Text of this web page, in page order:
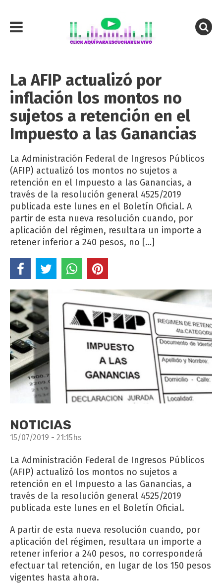
La AFIP actualizó por
inflación los montos no
sujetos a retención en el
Impuesto a las Ganancias
La Administración Federal de Ingresos Públicos
(AFIP) actualizó los montos no sujetos a
retención en el Impuesto a las Ganancias, a
través de la resolución general 4525/2019
publicada este lunes en el Boletín Oficial. A
partir de esta nueva resolución cuando, por
aplicación del régimen, resultara un importe a
retener inferior a 240 pesos, no […]
NOTICIAS
15/07/2019 - 21:15hs
La Administración Federal de Ingresos Públicos
(AFIP) actualizó los montos no sujetos a
retención en el Impuesto a las Ganancias, a
través de la resolución general 4525/2019
publicada este lunes en el Boletín Oficial.
A partir de esta nueva resolución cuando, por
aplicación del régimen, resultara un importe a
retener inferior a 240 pesos, no corresponderá
efectuar tal retención, en lugar de los 150 pesos
vigentes hasta ahora.